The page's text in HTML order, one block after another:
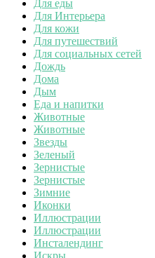
Для еды
Для Интерьера
Для кожи
Для путешествий
Для социальных сетей
Дождь
Дома
Дым
Еда и напитки
Животные
Животные
Звезды
Зеленый
Зернистые
Зернистые
Зимние
Иконки
Иллюстрации
Иллюстрации
Инсталендинг
Искры